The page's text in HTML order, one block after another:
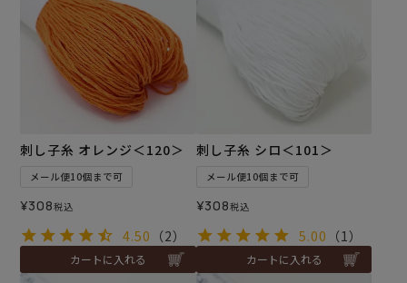
刺し子糸 オレンジ＜120＞
メール便10個まで可
¥308税込
4.50 （2）
カートに入れる
刺し子糸 シロ＜101＞
メール便10個まで可
¥308税込
5.00 （1）
カートに入れる